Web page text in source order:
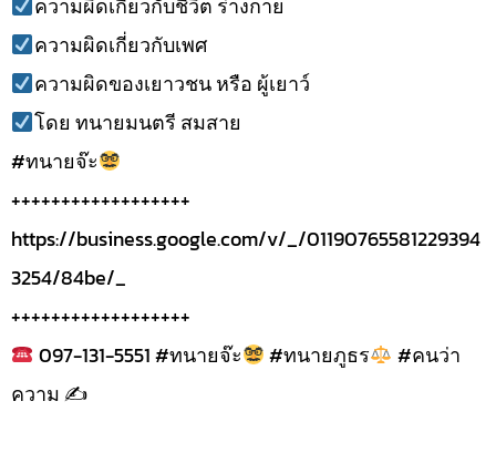
ความผิดเกี่ยวกับชีวิต ร่างกาย
ความผิดเกี่ยวกับเพศ
ความผิดของเยาวชน หรือ ผู้เยาว์
โดย ทนายมนตรี สมสาย
#ทนายจ๊ะ
++++++++++++++++++
https://business.google.com/v/_/01190765581229394
3254/84be/_
++++++++++++++++++
097-131-5551 #ทนายจ๊ะ
#ทนายภูธร
#คนว่า
ความ ✍